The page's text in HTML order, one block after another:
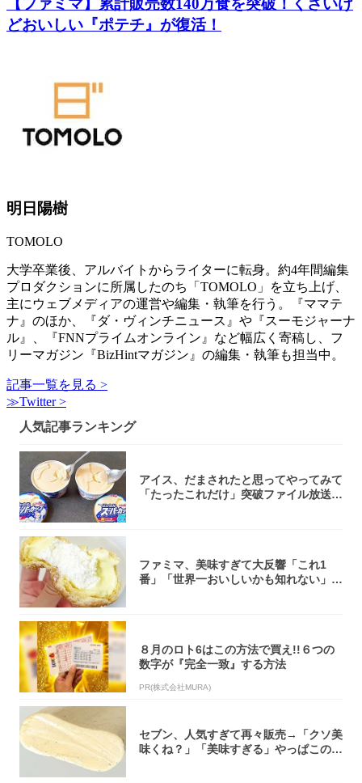
どおいしい『ポテチ』が復活！
明日陽樹
TOMOLO
大学卒業後、アルバイトからライターに転身。約4年間編集
プロダクションに所属したのち「TOMOLO」を立ち上げ、
主にウェブメディアの運営や編集・執筆を行う。『ママテ
ナ』のほか、『ダ・ヴィンチニュース』や『スーモジャーナ
ル』、『FNNプライムオンライン』など幅広く寄稿し、フ
リーマガジン『BizHintマガジン』の編集・執筆も担当中。
記事一覧を見る >
≫Twitter >
人気記事ランキング
アイス、だまされたと思ってやってみて
「たったこれだけ」突破ファイル放送で
ファミマ、美味すぎて大反響「これ1
番」「世界一おいしいかも知れない」
８月のロト6はこの方法で買え!!６つの
数字が『完全一致』する方法
PR(株式会社MURA)
セブン、人気すぎて再々販売→「クソ美
味くね？」「美味すぎる」やっぱこのク